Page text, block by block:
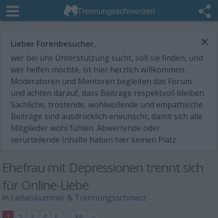
×
Lieber Forenbesucher,
wer bei uns Unterstützung sucht, soll sie finden, und
wer helfen möchte, ist hier herzlich willkommen.
Moderatoren und Mentoren begleiten das Forum
und achten darauf, dass Beiträge respektvoll bleiben.
Sachliche, tröstende, wohlwollende und empathische
Beiträge sind ausdrücklich erwünscht, damit sich alle
Mitglieder wohl fühlen. Abwertende oder
verurteilende Inhalte haben hier keinen Platz.
Ehefrau mit Depressionen trennt sich
für Online-Liebe
in Liebeskummer & Trennungsschmerz